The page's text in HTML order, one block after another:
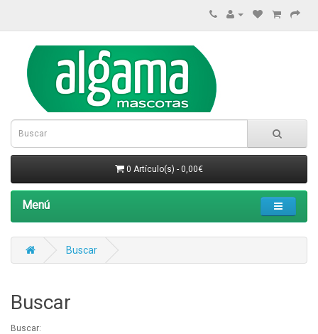
0 Artículo(s) - 0,00€
Menú
Buscar
Buscar
Buscar: